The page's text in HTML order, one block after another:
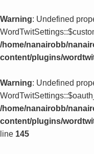
Warning: Undefined
/home/nanairobb/
content/plugins/
Warning: Undefined
/home/nanairobb/
content/plugins/
line 145